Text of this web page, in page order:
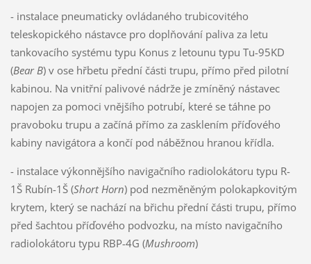
- instalace pneumaticky ovládaného trubicovitého
teleskopického nástavce pro doplňování paliva za letu
tankovacího systému typu Konus z letounu typu Tu-95KD
(Bear B) v ose hřbetu přední části trupu, přímo před pilotní
kabinou. Na vnitřní palivové nádrže je zmíněný nástavec
napojen za pomoci vnějšího potrubí, které se táhne po
pravoboku trupu a začíná přímo za zasklením příďového
kabiny navigátora a končí pod náběžnou hranou křídla.
- instalace výkonnějšího navigačního radiolokátoru typu R-
1Š Rubín-1Š (Short Horn) pod nezměněným polokapkovitým
krytem, který se nachází na břichu přední části trupu, přímo
před šachtou příďového podvozku, na místo navigačního
radiolokátoru typu RBP-4G (Mushroom)